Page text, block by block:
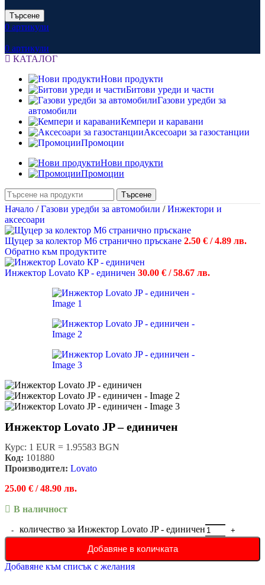
Търсене
0 артикули
0 артикули
КАТАЛОГ
Нови продукти
Битови уреди и части
Газови уредби за
автомобили
Кемпери и каравани
Аксесоари за газостанции
Промоции
Нови продукти
Промоции
Търсене
Начало / Газови уредби за автомобили / Инжектори и
аксесоари
Щуцер за колектор М6 странично пръскане 2.50 € / 4.89 лв.
Обратно към продуктите
Инжектор Lovato КP - единичен 30.00 € / 58.67 лв.
Инжектор Lovato JP – единичен
Курс: 1 EUR = 1.95583 BGN
Код: 101880
Производител: Lovato
25.00 € / 48.90 лв.
В наличност
количество за Инжектор Lovato JP - единичен
Добавяне в количката
Добавяне към списък с желания